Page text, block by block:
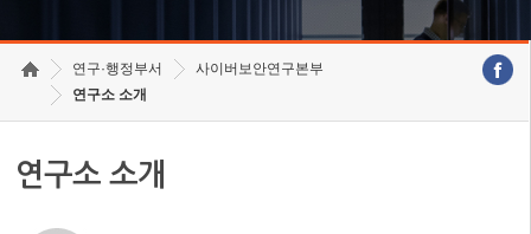
연구·행정부서
사이버보안연구본부
연구소 소개
연구소 소개